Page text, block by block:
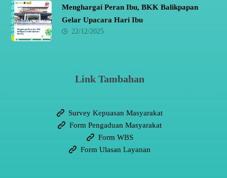
Menghargai Peran Ibu, BKK Balikpapan
Gelar Upacara Hari Ibu
22/12/2025
Link Tambahan
Survey Kepuasan Masyarakat
Form Pengaduan Masyarakat
Form WBS
Form Ulasan Layanan